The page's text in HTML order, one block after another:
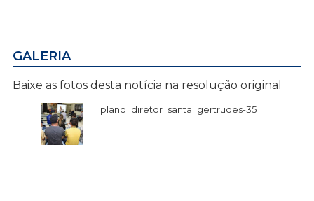
GALERIA
Baixe as fotos desta notícia na resolução original
plano_diretor_santa_gertrudes-35